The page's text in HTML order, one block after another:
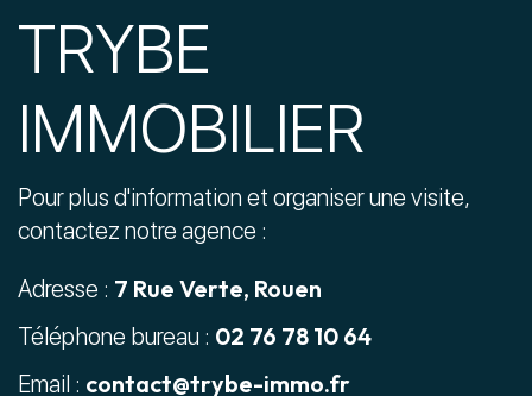
TRYBE
IMMOBILIER
Pour plus d'information et organiser une visite,
contactez notre agence :
Adresse : 7 Rue Verte, Rouen
Téléphone bureau : 02 76 78 10 64
Email : contact@trybe-immo.fr